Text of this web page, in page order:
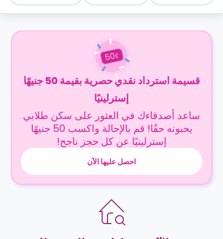
£
50
قسيمة استرداد نقدي حصرية بقيمة 50 جنيهًا
إسترلينيًا
ساعد أصدقاءك في العثور على سكن طلابي
يحبونه حقًا! قم بالإحالة واكسب 50 جنيهًا
إسترلينيًا عن كل حجز ناجح!
احصل عليها الآن